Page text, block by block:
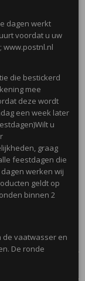
tekst; Vandaag is
dagen werkt
voordat u uw
www.postnl.nl
die bestickerd
mee
deze wordt
een week later
u
graag
feestdagen die
werken wij
geldt op
binnen 2
de vaatwasser en
De ronde